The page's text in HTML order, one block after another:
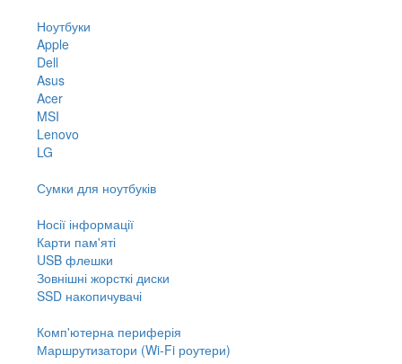
Ноутбуки
Apple
Dell
Asus
Acer
MSI
Lenovo
LG
Сумки для ноутбуків
Носії інформації
Карти пам'яті
USB флешки
Зовнішні жорсткі диски
SSD накопичувачі
Комп'ютерна периферія
Маршрутизатори (Wi-Fi роутери)